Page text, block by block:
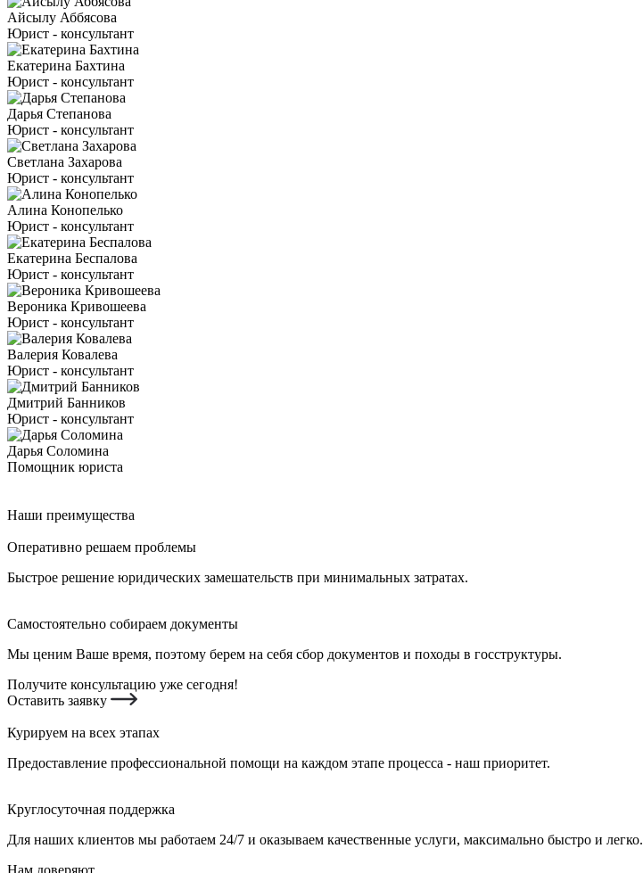
Айсылу Аббясова
Юрист - консультант
Екатерина Бахтина
Юрист - консультант
Дарья Степанова
Юрист - консультант
Светлана Захарова
Юрист - консультант
Алина Конопелько
Юрист - консультант
Екатерина Беспалова
Юрист - консультант
Вероника Кривошеева
Юрист - консультант
Валерия Ковалева
Юрист - консультант
Дмитрий Банников
Юрист - консультант
Дарья Соломина
Помощник юриста
Наши преимущества
Оперативно решаем проблемы
Быстрое решение юридических замешательств при минимальных затратах.
Самостоятельно собираем документы
Мы ценим Ваше время, поэтому берем на себя сбор документов и походы в госструктуры.
Получите консультацию уже сегодня!
Оставить заявку
Курируем на всех этапах
Предоставление профессиональной помощи на каждом этапе процесса - наш приоритет.
Круглосуточная поддержка
Для наших клиентов мы работаем 24/7 и оказываем качественные услуги, максимально быстро и легко.
Нам доверяют